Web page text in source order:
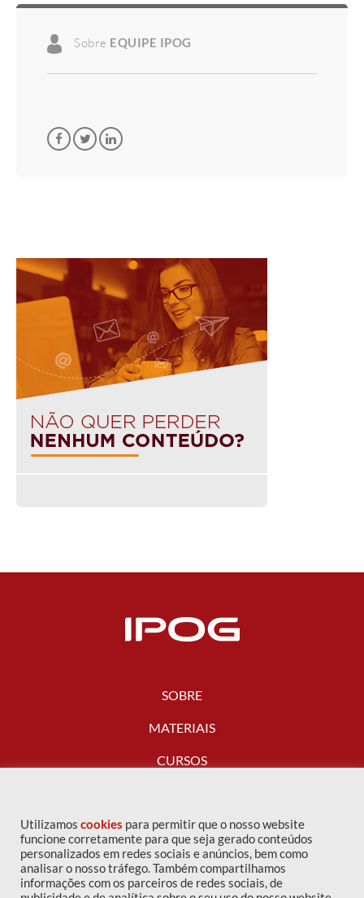
Sobre EQUIPE IPOG
SOBRE
MATERIAIS
CURSOS
FALE CONOSCO
Utilizamos cookies para permitir que o nosso website
funcione corretamente para que seja gerado conteúdos
personalizados em redes sociais e anúncios, bem como
analisar o nosso tráfego. Também compartilhamos
informações com os parceiros de redes sociais, de